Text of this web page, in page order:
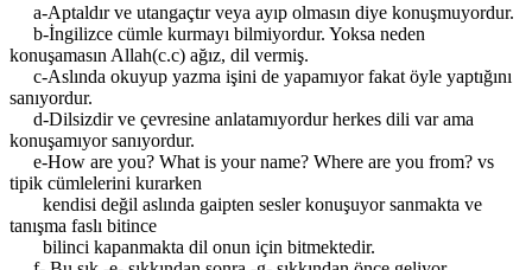
a-Aptaldır ve utangaçtır veya ayıp olmasın diye konuşmuyordur.
b-İngilizce cümle kurmayı bilmiyordur. Yoksa neden
konuşamasın Allah(c.c) ağız, dil vermiş.
c-Aslında okuyup yazma işini de yapamıyor fakat öyle yaptığını
sanıyordur.
d-Dilsizdir ve çevresine anlatamıyordur herkes dili var ama
konuşamıyor sanıyordur.
e-How are you? What is your name? Where are you from? vs
tipik cümlelerini kurarken
kendisi değil aslında gaipten sesler konuşuyor sanmakta ve
tanışma faslı bitince
bilinci kapanmakta dil onun için bitmektedir.